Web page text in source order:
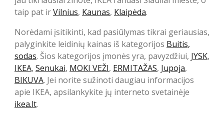
taip pat irVilnius, Kaunas, Klaipėda.
Norėdami įsitikinti, kad pasiūlymas tikrai geriausias,
palyginkite leidinių kainas iš kategorijos Buitis,
sodas. Šios kategorijos įmonės yra, pavyzdžiui, JYSK,
IKEA, Senukai, MOKI VEŽI, ERMITAŽAS, Jupoja,
BIKUVA. Jei norite sužinoti daugiau informacijos
apie IKEA, apsilankykite jų interneto svetainėje
ikea.lt.